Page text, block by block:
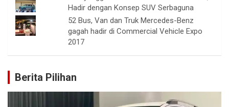
Hadir dengan Konsep SUV Serbaguna
52 Bus, Van dan Truk Mercedes-Benz
gagah hadir di Commercial Vehicle Expo
2017
Berita Pilihan